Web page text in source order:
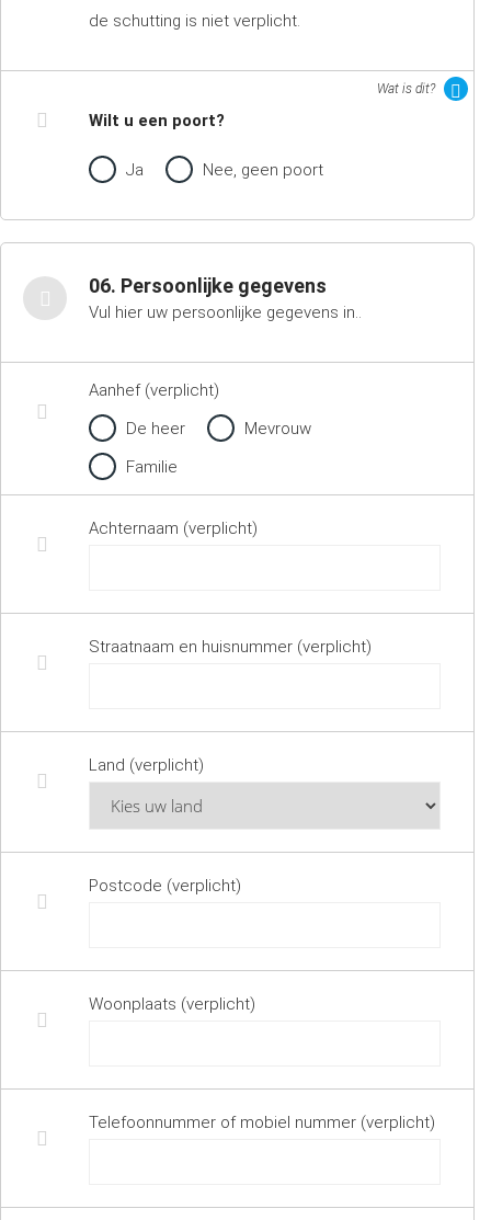
de schutting is niet verplicht.
Wat is dit?
Wilt u een poort?
Ja Nee, geen poort
06. Persoonlijke gegevens
Vul hier uw persoonlijke gegevens in..
Aanhef (verplicht)
De heer
Mevrouw
Familie
Achternaam (verplicht)
Straatnaam en huisnummer (verplicht)
Land (verplicht)
Postcode (verplicht)
Woonplaats (verplicht)
Telefoonnummer of mobiel nummer (verplicht)